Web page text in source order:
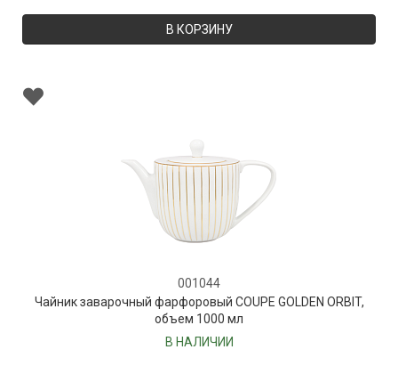
В КОРЗИНУ
001044
Чайник заварочный фарфоровый COUPE GOLDEN ORBIT,
объем 1000 мл
В НАЛИЧИИ